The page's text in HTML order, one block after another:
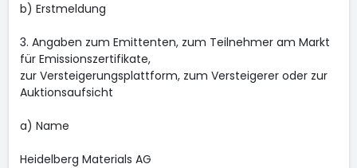
b) Erstmeldung
3. Angaben zum Emittenten, zum Teilnehmer am Markt
für Emissionszertifikate,
zur Versteigerungsplattform, zum Versteigerer oder zur
Auktionsaufsicht
a) Name
Heidelberg Materials AG